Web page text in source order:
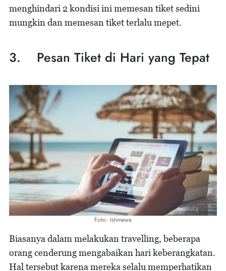
menghindari 2 kondisi ini memesan tiket sedini
mungkin dan memesan tiket terlalu mepet.
3. Pesan Tiket di Hari yang Tepat
Foto: Istimewa
Biasanya dalam melakukan travelling, beberapa
orang cenderung mengabaikan hari keberangkatan.
Hal tersebut karena mereka selalu memperhatikan